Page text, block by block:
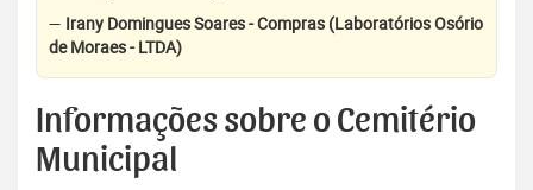
— Irany Domingues Soares - Compras (Laboratórios Osório
de Moraes - LTDA)
Informações sobre o Cemitério
Municipal